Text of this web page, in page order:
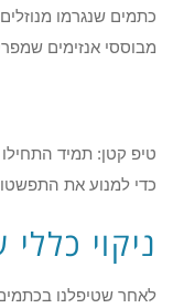
כתמים שנגרמו
מבוססי אנזימים
טיפ קטן: תמיד
כדי למנוע את
ניקוי
לאחר שטיפלנו